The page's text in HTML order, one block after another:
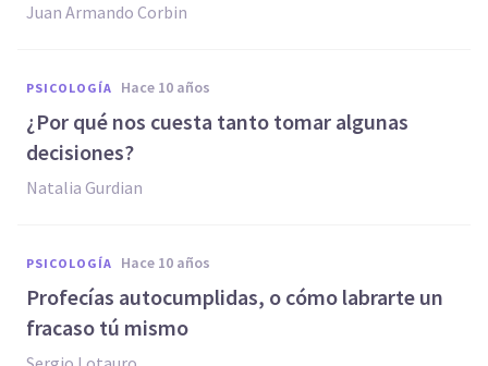
Juan Armando Corbin
PSICOLOGÍA hace 10 años
​¿Por qué nos cuesta tanto tomar algunas
decisiones?
Natalia Gurdian
PSICOLOGÍA hace 10 años
Profecías autocumplidas, o cómo labrarte un
fracaso tú mismo